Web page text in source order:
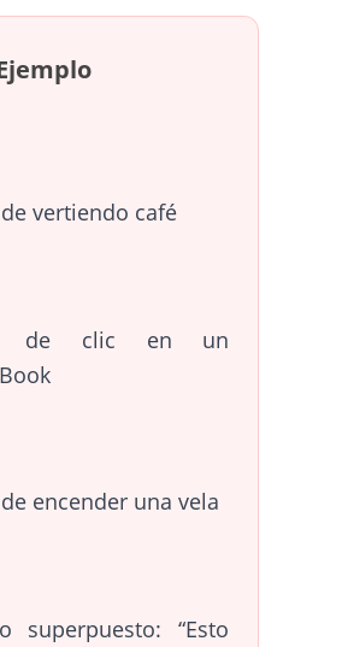
vertiendo café
de clic en un
encender una vela
superpuesto: “Esto